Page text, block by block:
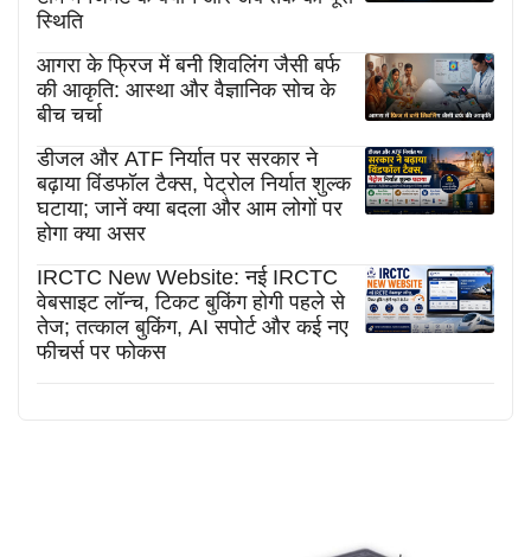
स्थिति
आगरा के फ्रिज में बनी शिवलिंग जैसी बर्फ
की आकृति: आस्था और वैज्ञानिक सोच के
बीच चर्चा
डीजल और ATF निर्यात पर सरकार ने
बढ़ाया विंडफॉल टैक्स, पेट्रोल निर्यात शुल्क
घटाया; जानें क्या बदला और आम लोगों पर
होगा क्या असर
IRCTC New Website: नई IRCTC
वेबसाइट लॉन्च, टिकट बुकिंग होगी पहले से
तेज; तत्काल बुकिंग, AI सपोर्ट और कई नए
फीचर्स पर फोकस